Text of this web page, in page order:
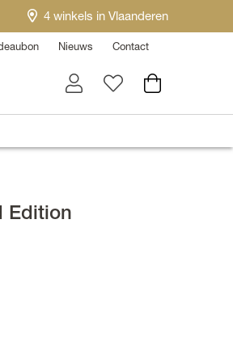
4 winkels in Vlaanderen
Nieuws Contact
Edition